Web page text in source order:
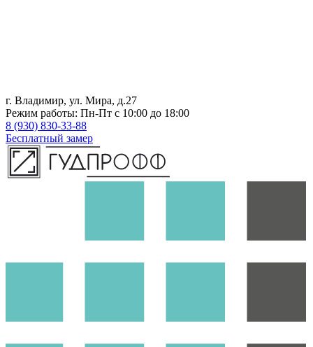
г. Владимир, ул. Мира, д.27
Режим работы: Пн-Пт с 10:00 до 18:00
8 (930) 830-33-88
Бесплатный замер